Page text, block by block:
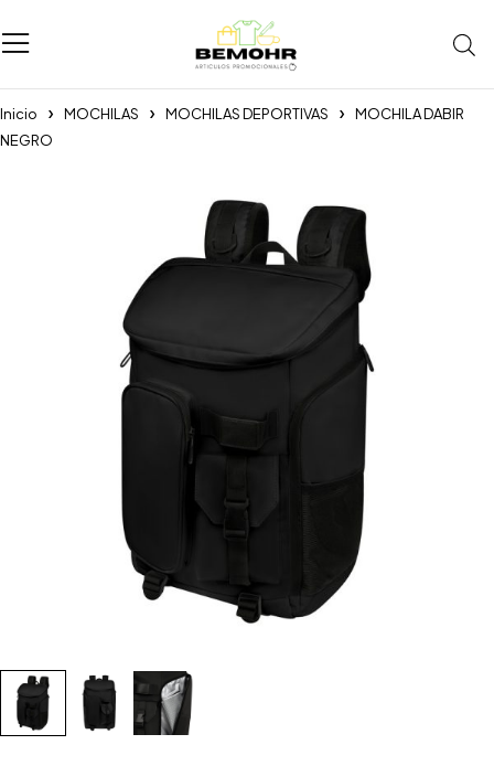
Inicio MOCHILAS MOCHILAS DEPORTIVAS
MOCHILA DABIR
NEGRO